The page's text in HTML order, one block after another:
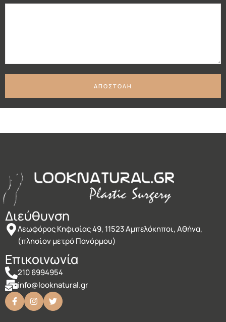
ΑΠΟΣΤΟΛΗ
Διεύθυνση
Λεωφόρος Κηφισίας 49, 11523 Αμπελόκηποι, Αθήνα,
(πλησίον μετρό Πανόρμου)
Επικοινωνία
210 6994954
info@looknatural.gr